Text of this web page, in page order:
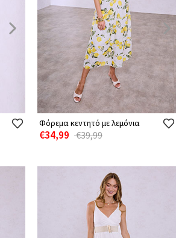
Φόρεμα κεντητό με λεμόνια
€34,99 €39,99